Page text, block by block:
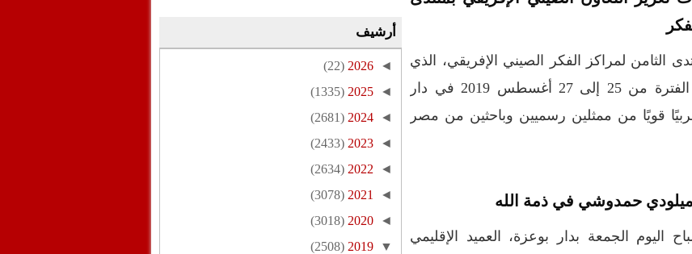
الثامن لمراكز الفكر الصيني الإفريقي، الذي
عقد في الفترة من 25 إلى 27 أغسطس 2019 في دار
قويًا من ممثلين رسميين وباحثين من مصر
ميلودي حمدوشي في ذمة الله
اليوم الجمعة بدار بوعزة، العميد الإقليمي
أرشيف
◄
2026
(22)
◄
2025
(1335)
◄
2024
(2681)
◄
2023
(2433)
◄
2022
(2634)
◄
2021
(3078)
◄
2020
(3018)
▼
2019
(2508)